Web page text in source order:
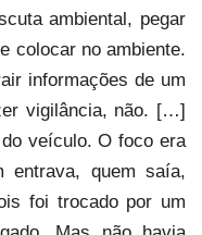
ambiental, pegar
colocar no ambiente.
informações de um
vigilância, não. […]
veículo. O foco era
entrava, quem saía,
foi trocado por um